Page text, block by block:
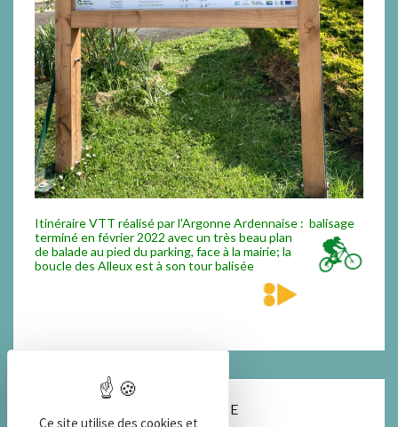
Itinéraire VTT réalisé par l'Argonne Ardennaise : balisage
terminé en février 2022 avec un très beau plan
de balade au pied du parking, face à la mairie; la
boucle des Alleux est à son tour balisée
COORDONNEES DE LA MAIRIE
Ce site utilise des cookies et